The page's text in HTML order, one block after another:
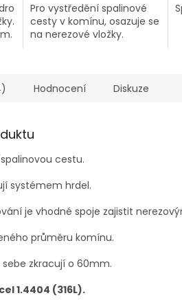
Pro vystředění spalinové
cesty v komínu, osazuje se
na nerezové vložky.
Hodnocení Diskuze
cestu.
systémem hrdel.
je vhodné spoje zajistit
průměru komínu.
zkracují o 60mm.
1.4404 (316L).